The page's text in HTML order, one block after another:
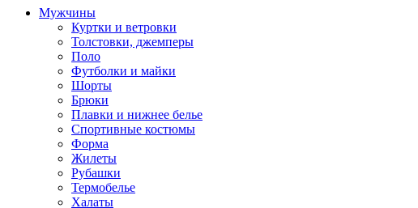
Мужчины
Куртки и ветровки
Толстовки, джемперы
Поло
Футболки и майки
Шорты
Брюки
Плавки и нижнее белье
Спортивные костюмы
Форма
Жилеты
Рубашки
Термобелье
Халаты